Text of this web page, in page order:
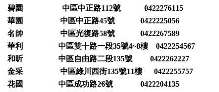
碧園 中區中正路112號 0422276115
華園 中區中正路45號 0422225056
名帥 中區光復路58號 0422267589
華利 中區雙十路一段35號4~8樓 0422254567
和昕 中區自由路二段135號 0422262227
金采 中區綠川西街135號11樓 0422255757
花國 中區成功路26號 0422204135